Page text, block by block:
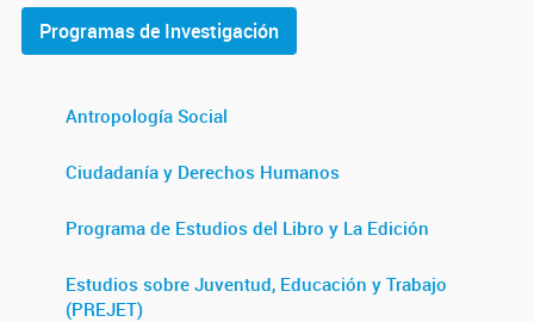
Programas de Investigación
Antropología Social
Ciudadanía y Derechos Humanos
Programa de Estudios del Libro y La Edición
Estudios sobre Juventud, Educación y Trabajo
(PREJET)